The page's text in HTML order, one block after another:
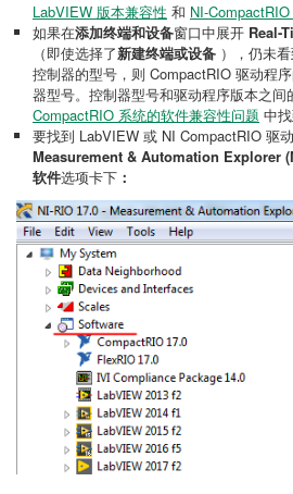
LabVIEW 版本兼容性 和 NI-
如果在添加终端和设备窗口中展开 Real-
（即使选择了新建终端或设备 ），仍未
控制器的型号，则 CompactRIO 驱动程
器型号。控制器型号和驱动程序版本之间
CompactRIO 系统的软件兼容性问题 中找
要找到 LabVIEW 或 NI CompactRIO 驱
Measurement & Automation Explorer
软件选项卡下 ：